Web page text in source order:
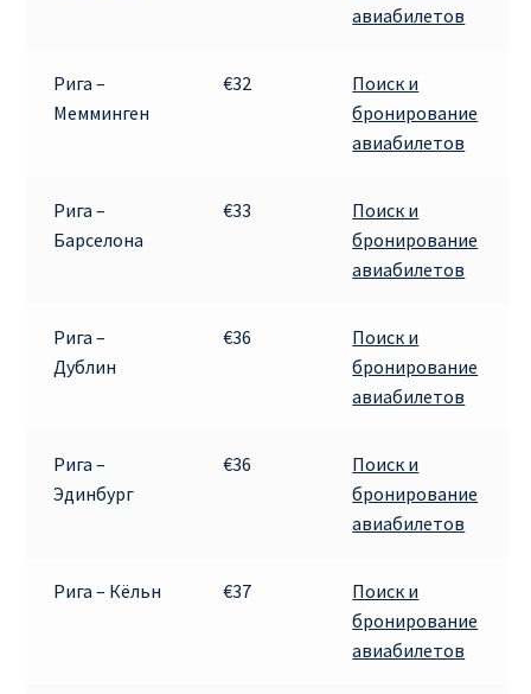
авиабилетов
Рига –
Мемминген
€32
Поиск и
бронирование
авиабилетов
Рига –
Барселона
€33
Поиск и
бронирование
авиабилетов
Рига –
Дублин
€36
Поиск и
бронирование
авиабилетов
Рига –
Эдинбург
€36
Поиск и
бронирование
авиабилетов
Рига – Кёльн €37
Поиск и
бронирование
авиабилетов